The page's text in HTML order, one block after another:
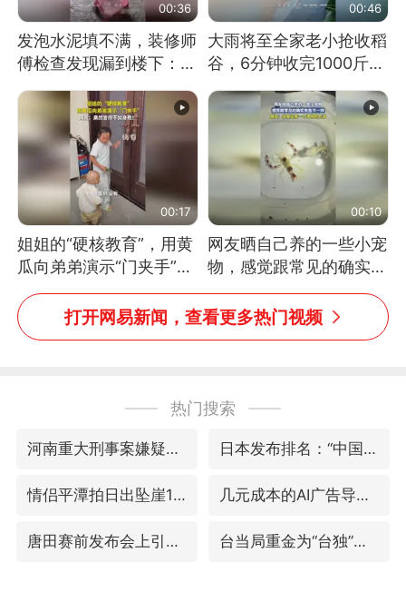
00:36
发泡水泥填不满，装修师
傅检查发现漏到楼下：出
风口未延伸到外墙
00:46
大雨将至全家老小抢收稻
谷，6分钟收完1000斤，
没有一个人掉链子
00:17
姐姐的“硬核教育”，用黄
瓜向弟弟演示“门夹手”，
网友：果然言传不如身
教！
00:10
网友晒自己养的一些小宠
物，感觉跟常见的确实有
些不一样
打开网易新闻，查看更多热门视频
热门搜索
河南重大刑事案嫌疑人落网 日本发布排名：“中国第一，美日德韩英法居后”
情侣平潭拍日出坠崖1死1伤 几元成本的AI广告导致千万市值蒸发
唐田赛前发布会上引用《孙子兵法》 台当局重金为“台独”织“皇帝新衣”